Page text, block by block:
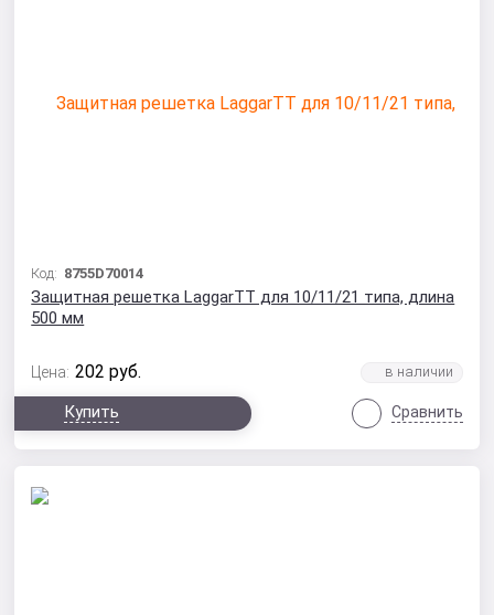
Код: 8755D70014
Защитная решетка LaggarTT для 10/11/21 типа, длина
500 мм
Цена: 202 руб.
Купить Сравнить